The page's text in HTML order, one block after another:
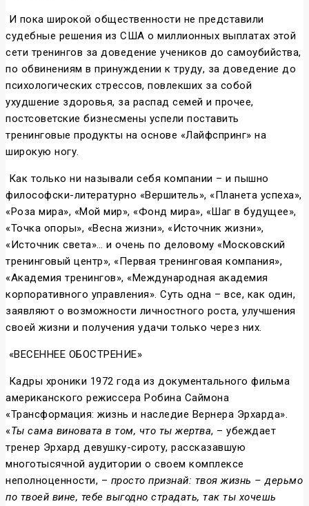
И пока широкой общественности не представили
судебные решения из США о миллионных выплатах этой
сети тренингов за доведение учеников до самоубийства,
по обвинениям в принуждении к труду, за доведение до
психологических стрессов, повлекших за собой
ухудшение здоровья, за распад семей и прочее,
постсоветские бизнесмены успели поставить
тренинговые продукты на основе «Лайфспринг» на
широкую ногу.
Как только ни называли себя компании – и пышно
философски-литературно «Вершитель», «Планета успеха»,
«Роза мира», «Мой мир», «Фонд мира», «Шаг в будущее»,
«Точка опоры», «Весна жизни», «Источник жизни»,
«Источник света»… и очень по деловому «Московский
тренинговый центр», «Первая тренинговая компания»,
«Академия тренингов», «Международная академия
корпоративного управления». Суть одна – все, как один,
заявляют о возможности личностного роста, улучшения
своей жизни и получения удачи только через них.
«ВЕСЕННЕЕ ОБОСТРЕНИЕ»
Кадры хроники 1972 года из документального фильма
американского режиссера Робина Саймона
«Трансформация: жизнь и наследие Вернера Эрхарда».
«Ты сама виновата в том, что ты жертва, – убеждает
тренер Эрхард девушку-сироту, рассказавшую
многотысячной аудитории о своем комплексе
неполноценности, – просто признай: твоя жизнь – дерьмо
по твоей вине, тебе выгодно страдать, так ты хочешь